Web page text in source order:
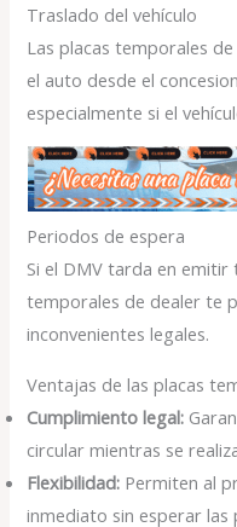
Traslado del vehículo
Las placas temporales
el auto desde el
especialmente si el
Periodos de espera
Si el DMV tarda en emitir
temporales de dealer te
inconvenientes legales.
Ventajas de las placas
Cumplimiento legal:
circular mientras se
Flexibilidad: Permiten al
inmediato sin esperar las